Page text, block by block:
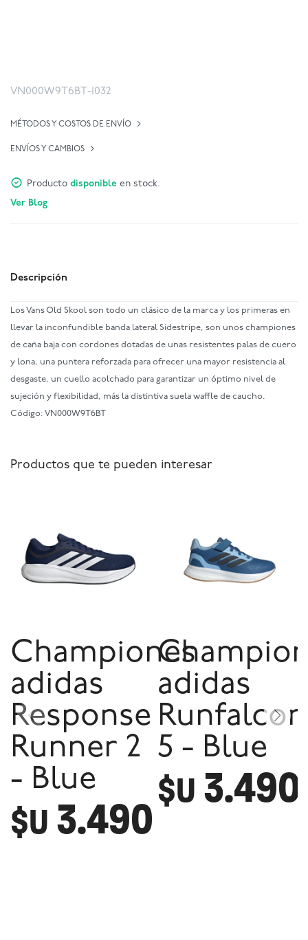
VN000W9T6BT-1032
MÉTODOS Y COSTOS DE ENVÍO
ENVÍOS Y CAMBIOS
Producto disponible en stock.
Ver Blog
Descripción
Los Vans Old Skool son todo un clásico de la marca y los primeras en
llevar la inconfundible banda lateral Sidestripe, son unos championes
de caña baja con cordones dotadas de unas resistentes palas de cuero
y lona, una puntera reforzada para ofrecer una mayor resistencia al
desgaste, un cuello acolchado para garantizar un óptimo nivel de
sujeción y flexibilidad, más la distintiva suela waffle de caucho.
Código: VN000W9T6BT
Productos que te pueden interesar
Championes
adidas
Response
Runner 2
- Blue
$U 3.490
adidas
Runfalcon
5 - Blue
$U 3.490